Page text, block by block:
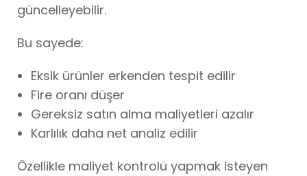
güncelleyebilir.
Bu sayede:
Eksik ürünler erkenden tespit edilir
Fire oranı düşer
Gereksiz satın alma maliyetleri azalır
Karlılık daha net analiz edilir
Özellikle maliyet kontrolü yapmak isteyen